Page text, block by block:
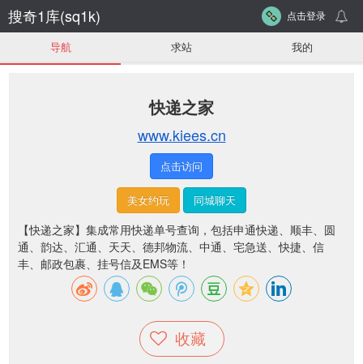
搜奇1库(sq1k) 点击登录
导航 求站 我的
快递之家
www.kiees.cn
点击访问
美女约玩 同城聊天
【快递之家】集成常用快递单号查询，包括申通快递、顺丰、圆
通、韵达、汇通、天天、德邦物流、中通、宅急送、快捷、信
丰、邮政包裹、挂号信及EMS等！
收藏